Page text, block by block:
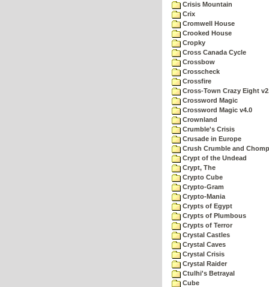
Crisis Mountain
Crix
Cromwell House
Crooked House
Cropky
Cross Canada Cycle
Crossbow
Crosscheck
Crossfire
Cross-Town Crazy Eight
Crossword Magic
Crossword Magic v4.0
Crownland
Crumble's Crisis
Crusade in Europe
Crush Crumble and Chomp
Crypt of the Undead
Crypt, The
Crypto Cube
Crypto-Gram
Crypto-Mania
Crypts of Egypt
Crypts of Plumbous
Crypts of Terror
Crystal Castles
Crystal Caves
Crystal Crisis
Crystal Raider
Ctulhi's Betrayal
Cube